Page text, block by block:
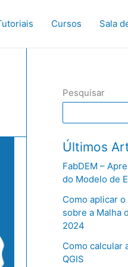
Cursos Sala
Pesquisar
Últimos
FabDEM –
do Modelo de
Como aplicar
sobre a Malha
2024
Como calcular
QGIS